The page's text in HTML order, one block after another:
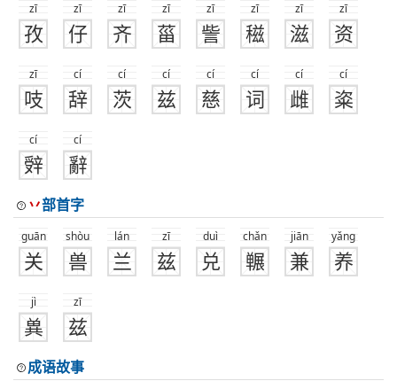
zī
孜
zī
仔
zī
齐
zī
菑
zī
訾
zī
稵
zī
滋
zī
资
zī
吱
cí
辞
cí
茨
cí
兹
cí
慈
cí
词
cí
雌
cí
粢
cí
辤
cí
辭
丷部首字
guān
关
shòu
兽
lán
兰
zī
兹
duì
兑
chǎn
冁
jiān
兼
yǎng
养
jì
兾
zī
兹
成语故事